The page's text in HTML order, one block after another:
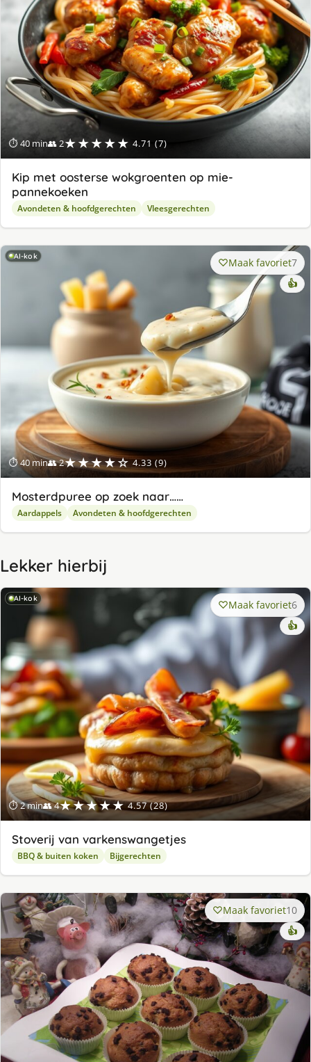
⏱ 40 min👥 2★★★★★ 4.71 (7)
Kip met oosterse wokgroenten op mie-
pannekoeken
Avondeten & hoofdgerechten Vleesgerechten
AI-kok
⏱ 40 min👥 2★★★★☆ 4.33 (9)
Maak favoriet7
👍
Mosterdpuree op zoek naar……
Aardappels Avondeten & hoofdgerechten
Lekker hierbij
AI-kok
⏱ 2 min👥 4★★★★★ 4.57 (28)
Maak favoriet6
👍
Stoverij van varkenswangetjes
BBQ & buiten koken Bijgerechten
Maak favoriet10
👍